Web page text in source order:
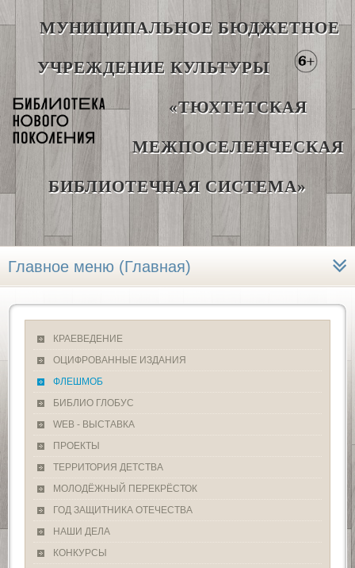
МУНИЦИПАЛЬНОЕ БЮДЖЕТНОЕ
УЧРЕЖДЕНИЕ КУЛЬТУРЫ
«ТЮХТЕТСКАЯ
МЕЖПОСЕЛЕНЧЕСКАЯ
БИБЛИОТЕЧНАЯ СИСТЕМА»
Главное меню (Главная)
КРАЕВЕДЕНИЕ
ОЦИФРОВАННЫЕ ИЗДАНИЯ
ФЛЕШМОБ
БИБЛИО ГЛОБУС
WEB - ВЫСТАВКА
ПРОЕКТЫ
ТЕРРИТОРИЯ ДЕТСТВА
МОЛОДЁЖНЫЙ ПЕРЕКРЁСТОК
ГОД ЗАЩИТНИКА ОТЕЧЕСТВА
НАШИ ДЕЛА
КОНКУРСЫ